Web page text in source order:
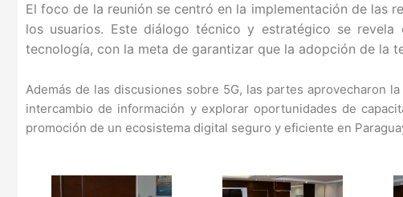
El foco de la reunión se centró en la implementación de las
los usuarios. Este diálogo técnico y estratégico se
tecnología, con la meta de garantizar que la adopción de la
Además de las discusiones sobre 5G, las partes aprovecharon
intercambio de información y explorar oportunidades de
promoción de un ecosistema digital seguro y eficiente en